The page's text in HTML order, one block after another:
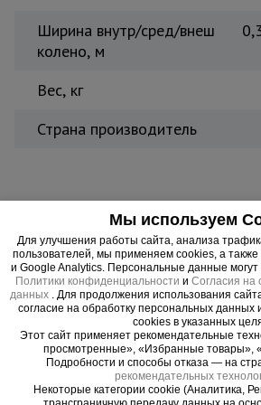
Ширина внутр/сред/внеш
колено, м
Вес, кг
Страна производитель
Универсальность -
стремянок ALUMET серии HS.
себе все преимущества
двухсекционной лестницы.
частей она может
диапазоне высот. Имеется
использовать верхнюю секцию
небольшую приставную
пластиковые ребристые
прилегания к поверхности
Мы используем
Для улучшения работы сайта, анализа
пользователей, мы применяем cookies, а также
и Google Analytics. Персональные данные могут
Политики конфиденциальности и Согласия на
данных
. Для продолжения использования
согласие на обработку персональных данных
cookies в указанных
Этот сайт применяет рекомендательные
просмотренные», «Избранные товары»,
Подробности и способы отказа — на
рекомендательных
Некоторые категории cookie (Аналитика,